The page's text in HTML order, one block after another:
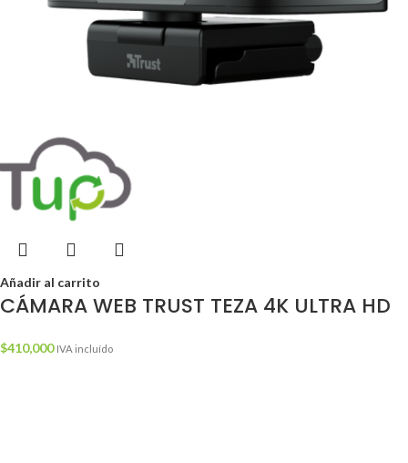
Añadir al carrito
CÁMARA WEB TRUST TEZA 4K ULTRA HD
$410,000 IVA incluído